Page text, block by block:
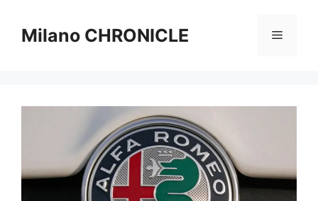
contenuto
Milano CHRONICLE Menu